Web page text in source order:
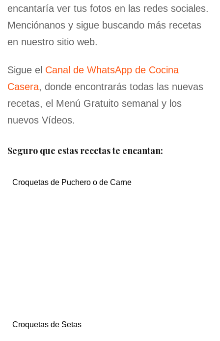
encantaría ver tus fotos en las redes sociales.
Menciónanos y sigue buscando más recetas
en nuestro sitio web.
Sigue el Canal de WhatsApp de Cocina
Casera, donde encontrarás todas las nuevas
recetas, el Menú Gratuito semanal y los
nuevos Vídeos.
Seguro que estas recetas te encantan:
Croquetas de Puchero o de Carne
Croquetas de Setas